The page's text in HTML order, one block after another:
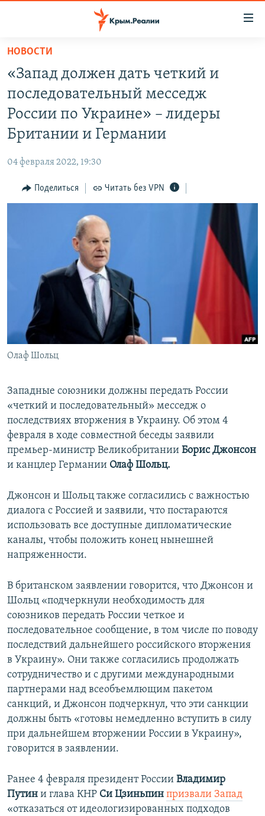
Вернуться
основному
содержанию
Вернутся
главной
Вернутся
поиску
СПЕЦПРОЕКТЫ
КАРТА ВОЕННЫХ ОБЪЕКТОВ КРЫМА
ВОДА
ИСТОРИЯ
ИНТЕРАКТИВ
ИНФОГРАФИКА
ТЕЛЕПРОЕКТ КРЫМ.РЕАЛИИ
СОВЕТЫ ПРАВОЗАЩИТНИКОВ
ПРОПАВШИЕ БЕЗ ВЕСТИ
ПОБЕДИТЕЛЕЙ НЕ СУДЯТ?
КРЫМ.НЕПОКОРЕННЫЙ
ELIFBE
УКРАИНСКАЯ ПРОБЛЕМА КРЫМА
РАДІО СВОБОДА
КАК ОБОЙТИ БЛОКИРОВКУ
ПРИСОЕДИНЯЙТЕСЬ!
Все сайты RFE/RL
НОВОСТИ
«Запад должен дать четкий и
последовательный месседж
России по Украине» – лидеры
Британии и Германии
04 февраля 2022, 19:30
Поделиться Читать без VPN
Олаф Шольц
Западные союзники должны передать России
«четкий и последовательный» месседж о
последствиях вторжения в Украину. Об этом 4
февраля в ходе совместной беседы заявили
премьер-министр Великобритании Борис Джонсон
и канцлер Германии Олаф Шольц.
Джонсон и Шольц также согласились с важностью
диалога с Россией и заявили, что постараются
использовать все доступные дипломатические
каналы, чтобы положить конец нынешней
напряженности.
В британском заявлении говорится, что Джонсон и
Шольц «подчеркнули необходимость для
союзников передать России четкое и
последовательное сообщение, в том числе по поводу
последствий дальнейшего российского вторжения
в Украину». Они также согласились продолжать
сотрудничество и с другими международными
партнерами над всеобъемлющим пакетом
санкций, и Джонсон подчеркнул, что эти санкции
должны быть «готовы немедленно вступить в силу
при дальнейшем вторжении России в Украину»,
говорится в заявлении.
Ранее 4 февраля президент России Владимир
Путин и глава КНР Си Цзиньпин призвали Запад
«отказаться от идеологизированных подходов